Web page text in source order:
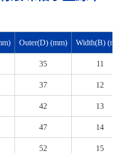
Outer(D) (mm) Width(B) (mm)
35 11
37 12
42 13
47 14
52 15